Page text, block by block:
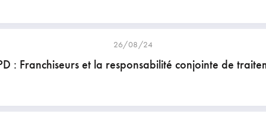
26/08/24
: Franchiseurs et la responsabilité conjointe de